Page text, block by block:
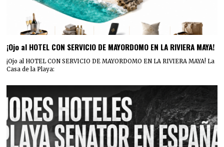
¡Ojo al HOTEL CON SERVICIO DE MAYORDOMO EN LA RIVIERA MAYA!
¡Ojo al HOTEL CON SERVICIO DE MAYORDOMO EN LA RIVIERA MAYA! La
Casa de la Playa: